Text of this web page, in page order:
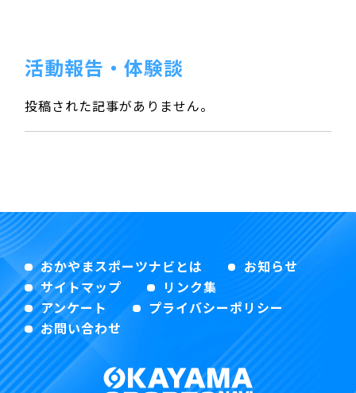
活動報告・体験談
投稿された記事がありません。
おかやまスポーツナビとは
お知らせ
サイトマップ
リンク集
アンケート
プライバシーポリシー
お問い合わせ